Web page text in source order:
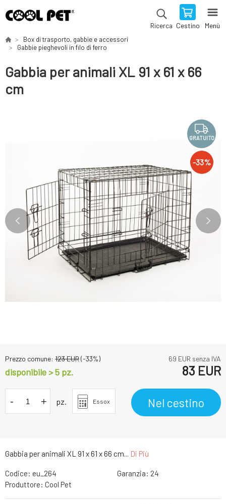
Ricerca Cestino Menù
Box di trasporto, gabbie e accessori
Gabbie pieghevoli in filo di ferro
Gabbia per animali XL 91 x 61 x 66
cm
GRATUITO
-33%
Gabbia per animali XL 91 x 61 x 66 cm... Di Più
Prezzo comune: 123EUR(-33%) 69 EUR senza IVA
disponibile > 5 pz. 83 EUR
- + pz. Essox Nel cestino
Codice: eu_264 Garanzia: 24
Produttore: Cool Pet